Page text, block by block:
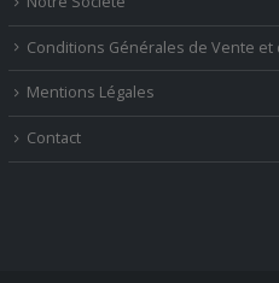
Conditions Générales de Vente et
Mentions Légales
Contact